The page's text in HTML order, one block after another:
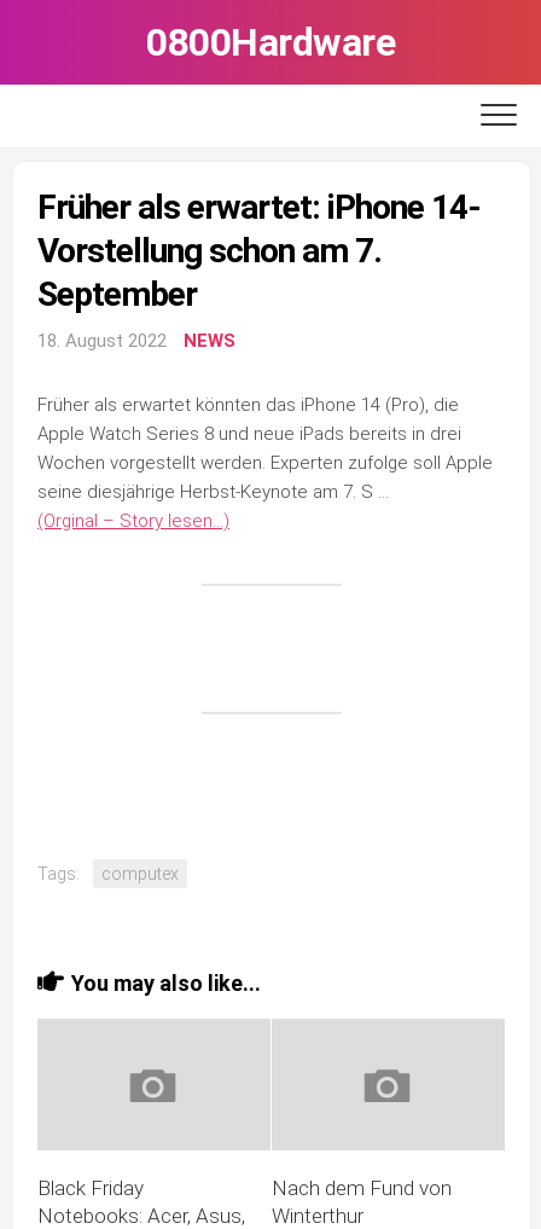
0800Hardware
Früher als erwartet: iPhone 14-
Vorstellung schon am 7.
September
18. August 2022 NEWS
Früher als erwartet könnten das iPhone 14 (Pro), die
Apple Watch Series 8 und neue iPads bereits in drei
Wochen vorgestellt werden. Experten zufolge soll Apple
seine diesjährige Herbst-Keynote am 7. S …
(Orginal – Story lesen…)
Tags: computex
You may also like...
Black Friday
Notebooks: Acer, Asus,
Nach dem Fund von
Winterthur